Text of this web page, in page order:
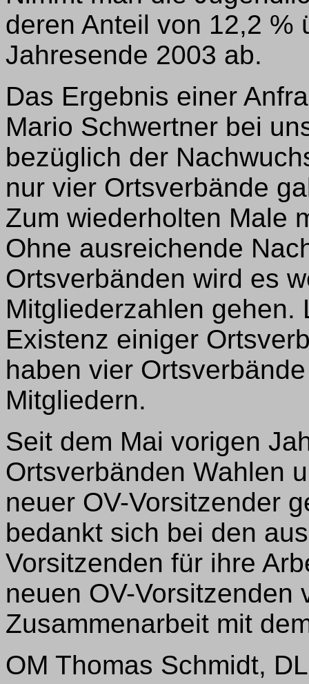
deren Anteil von 12,2 %
Jahresende 2003 ab.
Das Ergebnis einer
Mario Schwertner bei
bezüglich der
nur vier Ortsverbände
Zum wiederholten Male
Ohne ausreichende
Ortsverbänden wird es
Mitgliederzahlen
Existenz einiger
haben vier
Mitgliedern.
Seit dem Mai vorigen
Ortsverbänden Wahlen
neuer OV-Vorsitzender
bedankt sich bei den
Vorsitzenden für ihre
neuen OV-Vorsitzenden
Zusammenarbeit mit
OM Thomas Schmidt,